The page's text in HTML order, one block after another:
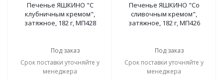
Печенье ЯШКИНО "С
клубничным кремом",
затяжное, 182 г, МП428
Под заказ
Срок поставки уточняйте у
менеджера
Печенье ЯШКИНО "Со
сливочным кремом",
затяжное, 182 г, МП426
Под заказ
Срок поставки уточняйте у
менеджера